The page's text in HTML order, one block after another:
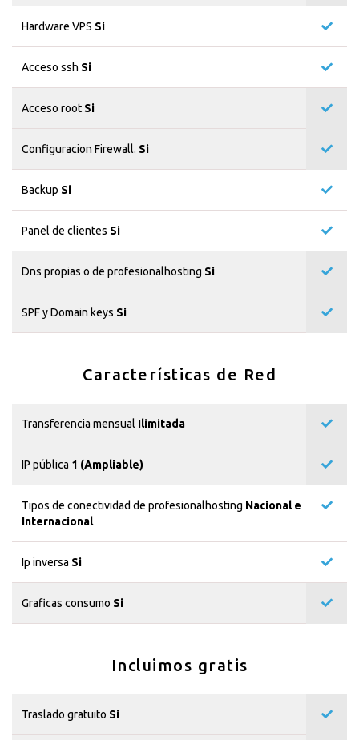
Hardware VPS Si
Acceso ssh Si
Acceso root Si
Configuracion Firewall. Si
Backup Si
Panel de clientes Si
Dns propias o de profesionalhosting Si
SPF y Domain keys Si
Características de Red
Transferencia mensual Ilimitada
IP pública 1 (Ampliable)
Tipos de conectividad de profesionalhosting Nacional e
Internacional
Ip inversa Si
Graficas consumo Si
Incluimos gratis
Traslado gratuito Si